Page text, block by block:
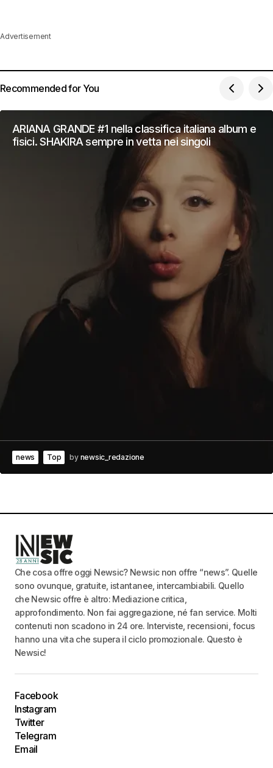
Advertisement
Recommended for You
ARIANA GRANDE #1 nella classifica italiana album e
fisici. SHAKIRA sempre in vetta nei singoli
news Top by newsic_redazione
Che cosa offre oggi Newsic? Newsic non offre “news”. Quelle
sono ovunque, gratuite, istantanee, intercambiabili. Quello
che Newsic offre è altro: Mediazione critica,
approfondimento. Non fai aggregazione, né fan service. Molti
contenuti non scadono in 24 ore. Interviste, recensioni, focus
hanno una vita che supera il ciclo promozionale. Questo è
Newsic!
Facebook
Instagram
Twitter
Telegram
Email